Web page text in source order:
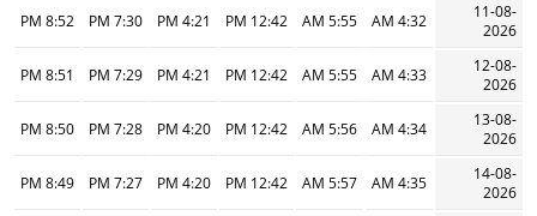
11-08-
2026
4:32 AM
5:55 AM
12:42 PM
4:21 PM
7:30 PM
8:52 PM
12-08-
2026
4:33 AM
5:55 AM
12:42 PM
4:21 PM
7:29 PM
8:51 PM
13-08-
2026
4:34 AM
5:56 AM
12:42 PM
4:20 PM
7:28 PM
8:50 PM
14-08-
2026
4:35 AM
5:57 AM
12:42 PM
4:20 PM
7:27 PM
8:49 PM